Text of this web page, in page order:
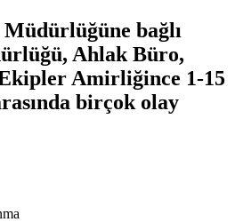
bağlı
Ahlak Büro,
Amirliğince 1-15
birçok olay